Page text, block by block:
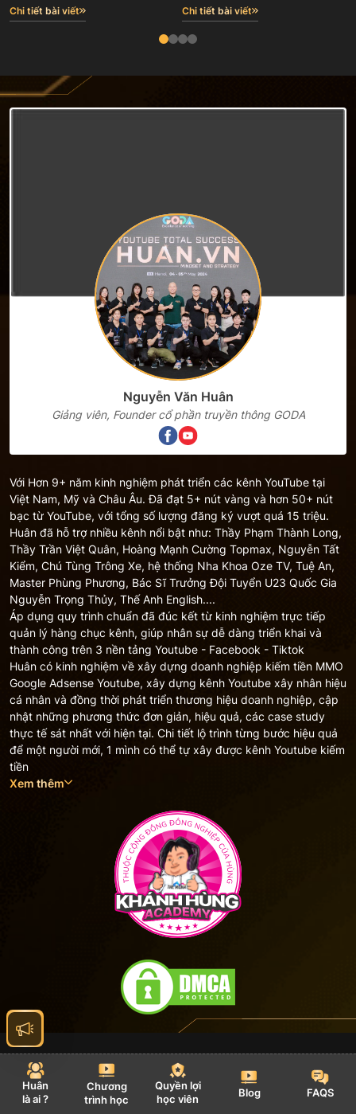
Huân
là ai ?
Chương
trình học
Quyền lợi
học viên
Blog FAQS
học từ ai? Có ai đứng sau bảo chứng,
hay lại một người tự phong ‘chuyên
Chi tiết bài viết
cho người khác. Tôi là đồng sáng lập
BMG Group (2018-2023 với gần 100
nhân sự), Công ty cổ phần phong
Truyền thông GODA (12/6/2023) —
Chi tiết bài viết
Nguyễn Văn Huân
Giảng viên, Founder cổ phần truyền thông GODA
Với Hơn 9+ năm kinh nghiệm phát triển các kênh YouTube tại
Việt Nam, Mỹ và Châu Âu. Đã đạt 5+ nút vàng và hơn 50+ nút
bạc từ YouTube, với tổng số lượng đăng ký vượt quá 15 triệu.
Huân đã hỗ trợ nhiều kênh nổi bật như: Thầy Phạm Thành Long,
Thầy Trần Việt Quân, Hoàng Mạnh Cường Topmax, Nguyễn Tất
Kiểm, Chú Tùng Trông Xe, hệ thống Nha Khoa Oze TV, Tuệ An,
Master Phùng Phương, Bác Sĩ Trưởng Đội Tuyển U23 Quốc Gia
Nguyễn Trọng Thủy, Thế Anh English....
Áp dụng quy trình chuẩn đã đúc kết từ kinh nghiệm trực tiếp
quản lý hàng chục kênh, giúp nhân sự dễ dàng triển khai và
thành công trên 3 nền tảng Youtube - Facebook - Tiktok
Huân có kinh nghiệm về xây dựng doanh nghiệp kiếm tiền MMO
Google Adsense Youtube, xây dựng kênh Youtube xây nhân hiệu
cá nhân và đồng thời phát triển thương hiệu doanh nghiệp, cập
nhật những phương thức đơn giản, hiệu quả, các case study
thực tế sát nhất với hiện tại. Chi tiết lộ trình từng bước hiệu quả
để một người mới, 1 mình có thể tự xây được kênh Youtube kiếm
tiền
Xem thêm
Thiết kế bởi
Hướng dẫn đặt hàng
Chính sách bảo mậtChính sách